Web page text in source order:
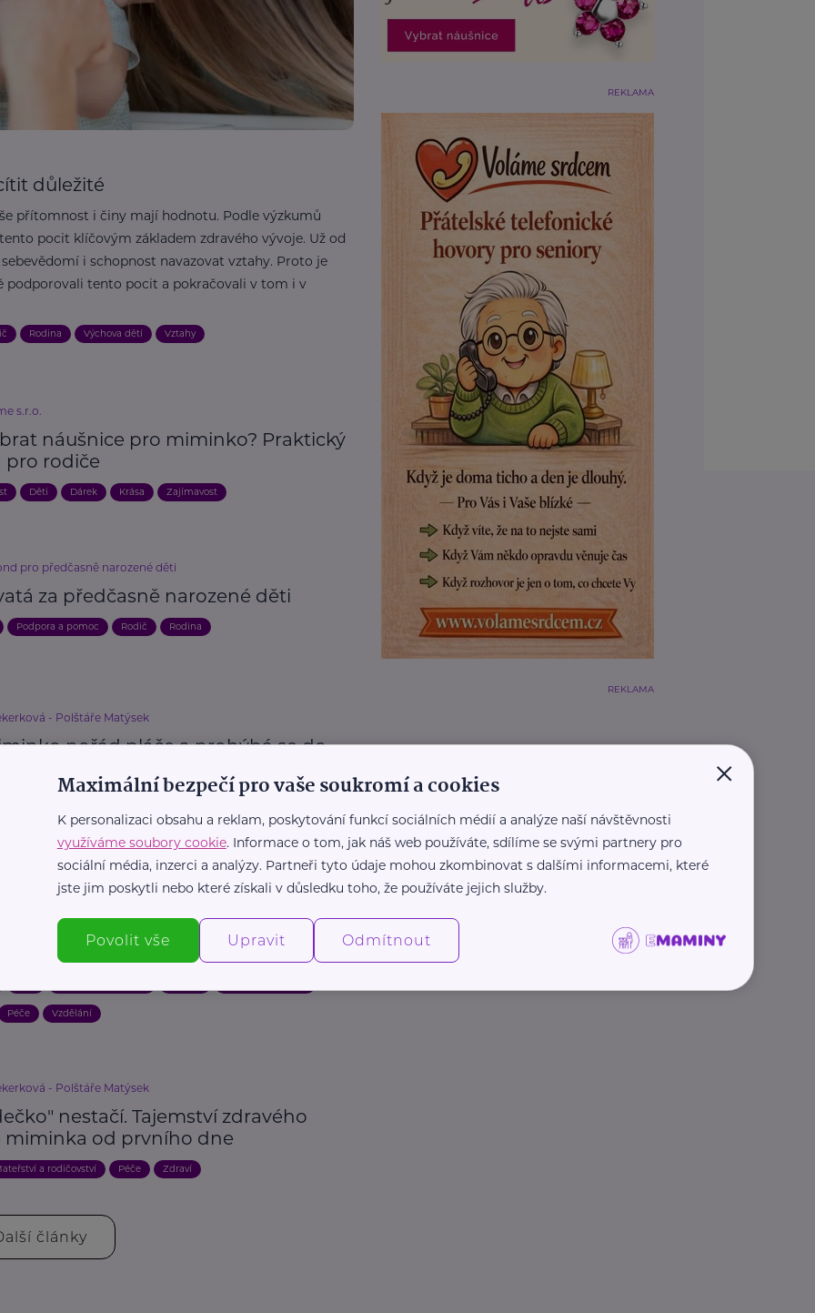
důležité
přítomnost i činy mají hodnotu. Podle výzkumů
pocit klíčovým základem zdravého vývoje. Už od
i schopnost navazovat vztahy. Proto je
podporovali tento pocit a pokračovali v tom i v
Rodina Výchova dětí Vztahy
s.r.o.
náušnice pro miminko? Praktický
pro rodiče
Děti Dárek Krása Zajímavost
pro předčasně narozené děti
za předčasně narozené děti
Podpora a pomoc Rodič Rodina
- Polštáře Matýsek
pořád pláče a prohýbá se do
je jednodušší, než si myslíš)
Mateřství a rodičovství Péče Prevence, léčba
Spolu silnější: Na péči nemusíte
Péče Vzdělání
- Polštáře Matýsek
nestačí. Tajemství zdravého
miminka od prvního dne
a rodičovství Péče Zdraví
články
REKLAMA
REKLAMA
×
Maximální bezpečí pro vaše soukromí a cookies
K personalizaci obsahu a reklam, poskytování funkcí sociálních médií a analýze naší návštěvnosti
využíváme soubory cookie. Informace o tom, jak náš web používáte, sdílíme se svými partnery pro
sociální média, inzerci a analýzy. Partneři tyto údaje mohou zkombinovat s dalšími informacemi, které
jste jim poskytli nebo které získali v důsledku toho, že používáte jejich služby.
Povolit vše Upravit Odmítnout